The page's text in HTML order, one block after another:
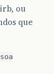
ou
que